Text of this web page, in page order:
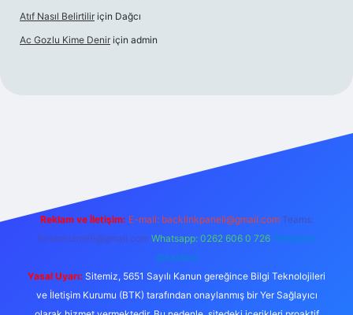
Atıf Nasıl Belirtilir için Dağcı
Ac Gozlu Kime Denir için admin
Reklam ve İletişim: E-mail: backlinkpaneli@gmail.com Teams:
forumhizmeti@gmail.com Whatsapp: 0262 606 0 726 Telegram:
@karabul
Yasal Uyarı: Sitemiz, 5651 Sayılı Kanun gereğince Bilgi Teknolojileri
ve İletişim Kurumu (BTK) tarafından onaylanmış bir Yer Sağlayıcı